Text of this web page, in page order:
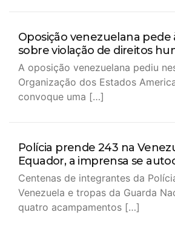
Oposição venezuelana pede
sobre violação de direitos
A oposição venezuelana pediu
Organização dos Estados
convoque uma […]
Polícia prende 243 na
Equador, a imprensa se
Centenas de integrantes da
Venezuela e tropas da Guarda
quatro acampamentos […]